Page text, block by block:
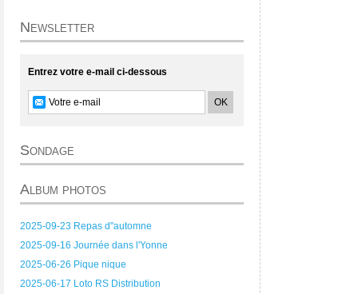
Newsletter
Entrez votre e-mail ci-dessous
Sondage
Album photos
2025-09-23 Repas d"automne
2025-09-16 Journée dans l'Yonne
2025-06-26 Pique nique
2025-06-17 Loto RS Distribution